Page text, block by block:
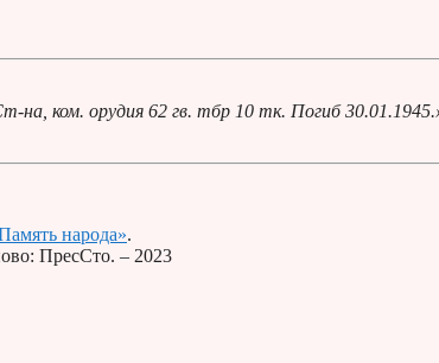
ком. орудия 62 гв. тбр 10 тк. Погиб
народа».
ПресСто. – 2023